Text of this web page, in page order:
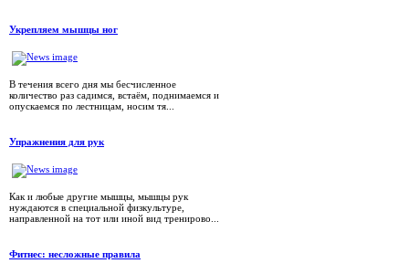
Укрепляем мышцы ног
В течения всего дня мы бесчисленное
количество раз садимся, встаём, поднимаемся и
опускаемся по лестницам, носим тя...
Упражнения для рук
Как и любые другие мышцы, мышцы рук
нуждаются в специальной физкультуре,
направленной на тот или иной вид тренирово...
Фитнес: несложные правила